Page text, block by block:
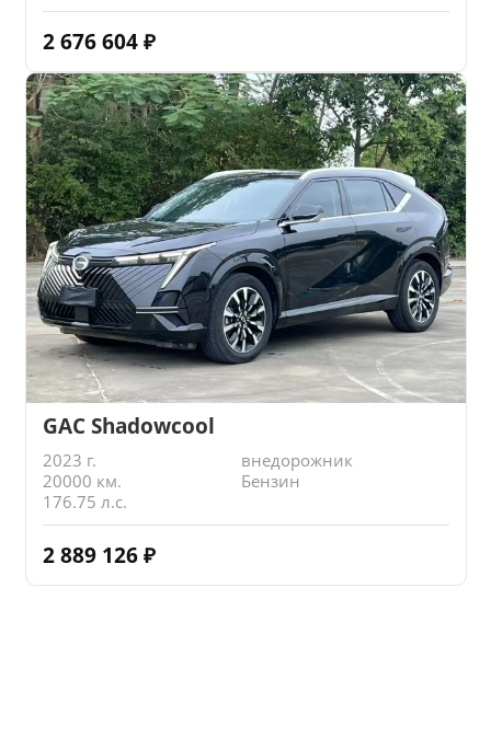
2 676 604 ₽
GAC Shadowcool
2023 г.
внедорожник
20000 км.
Бензин
176.75 л.с.
2 889 126 ₽